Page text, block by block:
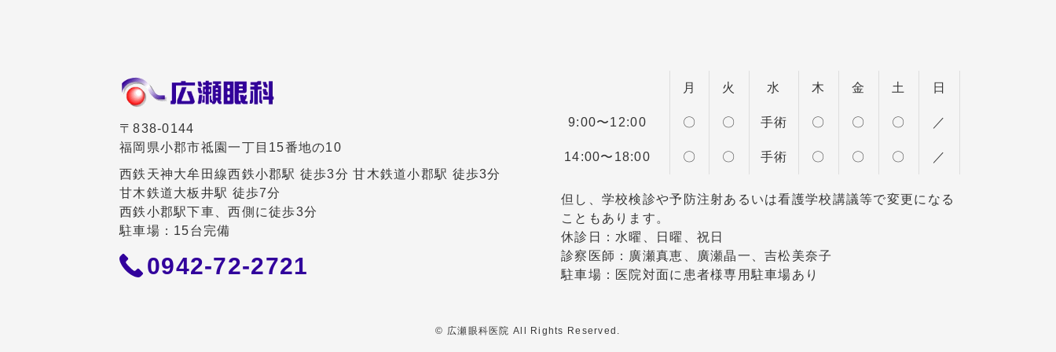
〒838-0144
福岡県小郡市祗園一丁目15番地の10
西鉄天神大牟田線西鉄小郡駅 徒歩3分 甘木鉄道小郡駅 徒歩3分
甘木鉄道大板井駅 徒歩7分
西鉄小郡駅下車、西側に徒歩3分
駐車場：15台完備
0942-72-2721
月 火 水 木 金 土 日
9:00〜12:00 〇 〇 手術 〇 〇 〇 ／
14:00〜18:00 〇 〇 手術 〇 〇 〇 ／
但し、学校検診や予防注射あるいは看護学校講議等で変更になる
こともあります。
休診日：水曜、日曜、祝日
診察医師：廣瀬真恵、廣瀬晶一、吉松美奈子
駐車場：医院対面に患者様専用駐車場あり
© 広瀬眼科医院 All Rights Reserved.